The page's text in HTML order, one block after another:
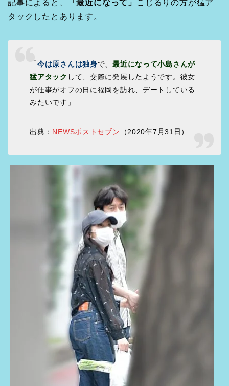
記事によると、 「最近になって」
こじるりの方が猛ア
タックしたとあります。
「今は原さんは独身で、最近になって小島さんが
猛アタック して、交際に発展したようです。彼女
が仕事がオフの日に福岡を訪れ、デートしている
みたいです」
出典： NEWSポストセブン （2020年7月31日）